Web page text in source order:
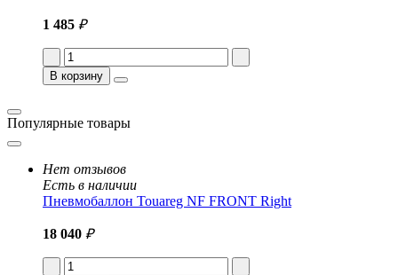
1 485 ₽
В корзину
Популярные товары
Нет отзывов
Есть в наличии
Пневмобаллон Touareg NF FRONT Right
18 040 ₽